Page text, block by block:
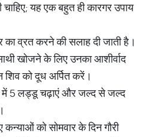
यह एक बहुत ही कारगर उपाय
व्रत करने की सलाह दी जाती है।
खोजने के लिए उनका आशीर्वाद
को दूध अर्पित करें।
में 5 लड्डू चढ़ाएं और जल्द से जल्द
को सोमवार के दिन गौरी